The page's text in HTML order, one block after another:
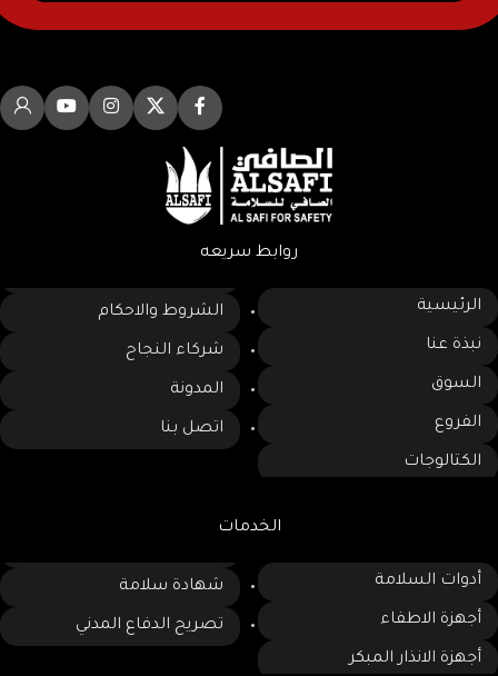
روابط سريعه
الرئيسية
نبذة عنا
السوق
الفروع
الكتالوجات
الشروط والاحكام
شركاء النجاح
المدونة
اتصل بنا
الخدمات
أدوات السلامة
أجهزة الاطفاء
أجهزة الانذار المبكر
شهادة سلامة
تصريح الدفاع المدني